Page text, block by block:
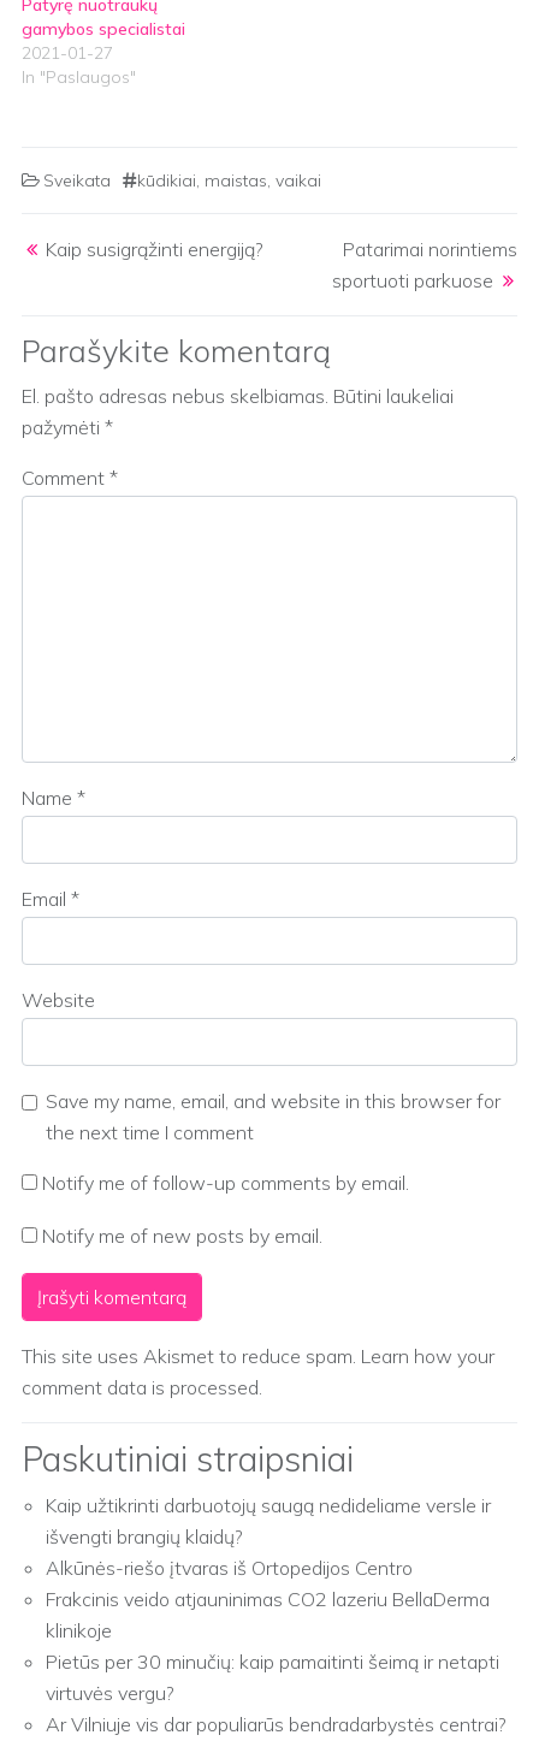
Patyrę nuotraukų
gamybos specialistai
2021-01-27
In "Paslaugos"
Sveikata kūdikiai, maistas, vaikai
Kaip susigrąžinti energiją?
Patarimai norintiems
sportuoti parkuose
Parašykite komentarą
El. pašto adresas nebus skelbiamas. Būtini laukeliai
pažymėti *
Comment *
Name *
Email *
Website
Save my name, email, and website in this browser for
the next time I comment
Notify me of follow-up comments by email.
Notify me of new posts by email.
This site uses Akismet to reduce spam. Learn how your
comment data is processed.
Paskutiniai straipsniai
Kaip užtikrinti darbuotojų saugą nedideliame versle ir
išvengti brangių klaidų?
Alkūnės-riešo įtvaras iš Ortopedijos Centro
Frakcinis veido atjauninimas CO2 lazeriu BellaDerma
klinikoje
Pietūs per 30 minučių: kaip pamaitinti šeimą ir netapti
virtuvės vergu?
Ar Vilniuje vis dar populiarūs bendradarbystės centrai?